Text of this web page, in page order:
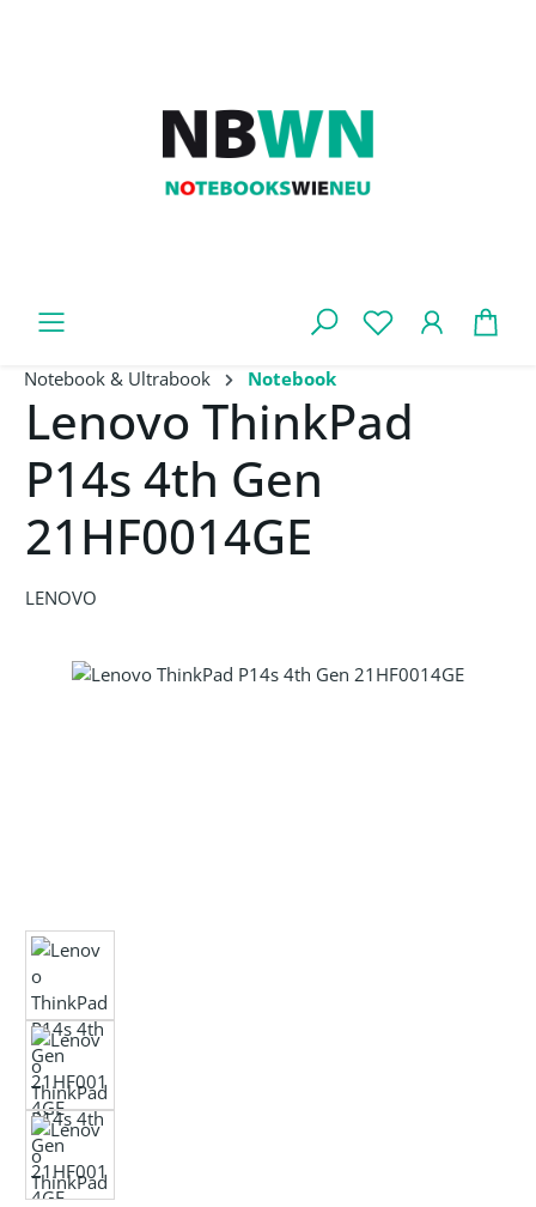
Notebook & Ultrabook Notebook
Lenovo ThinkPad
P14s 4th Gen
21HF0014GE
LENOVO
Bildergalerie überspringen